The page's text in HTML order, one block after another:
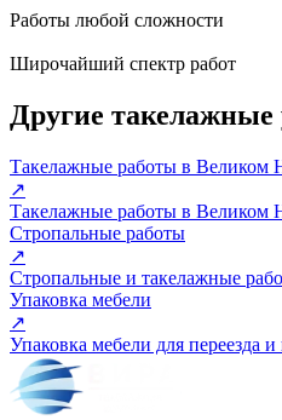
Работы любой сложности
Широчайший спектр работ
Другие такелажные
Такелажные работы в Великом
↗
Такелажные работы в Великом
Стропальные работы
↗
Стропальные и такелажные
Упаковка мебели
↗
Упаковка мебели для переезда